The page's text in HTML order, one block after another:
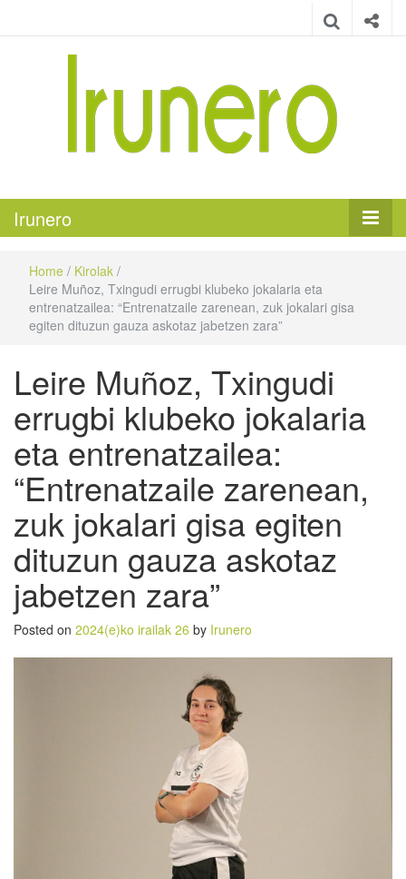
Irunero
Home / Kirolak /
Leire Muñoz, Txingudi errugbi klubeko jokalaria eta
entrenatzailea: “Entrenatzaile zarenean, zuk jokalari gisa
egiten dituzun gauza askotaz jabetzen zara”
Leire Muñoz, Txingudi
errugbi klubeko jokalaria
eta entrenatzailea:
“Entrenatzaile zarenean,
zuk jokalari gisa egiten
dituzun gauza askotaz
jabetzen zara”
Posted on 2024(e)ko irailak 26 by Irunero